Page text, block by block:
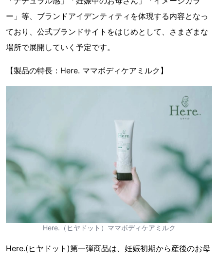
ー」等、ブランドアイデンティティを体現する内容となっ
ており、公式ブランドサイトをはじめとして、さまざまな
場所で展開していく予定です。
【製品の特長：Here. ママボディケアミルク】
Here.（ヒヤドット）ママボディケアミルク
Here.(ヒヤドット)第一弾商品は、妊娠初期から産後のお母